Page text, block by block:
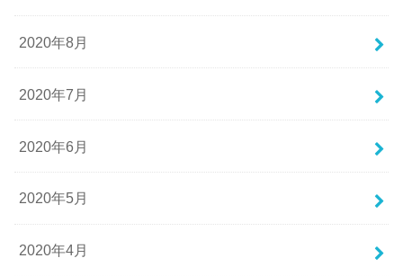
2020年8月
2020年7月
2020年6月
2020年5月
2020年4月